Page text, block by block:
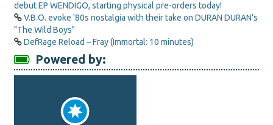
debut EP WENDIGO, starting physical pre-orders today!
V.B.O. evoke '80s nostalgia with their take on DURAN DURAN's
"The Wild Boys"
DefRage Reload – Fray (Immortal: 10 minutes)
Powered by: